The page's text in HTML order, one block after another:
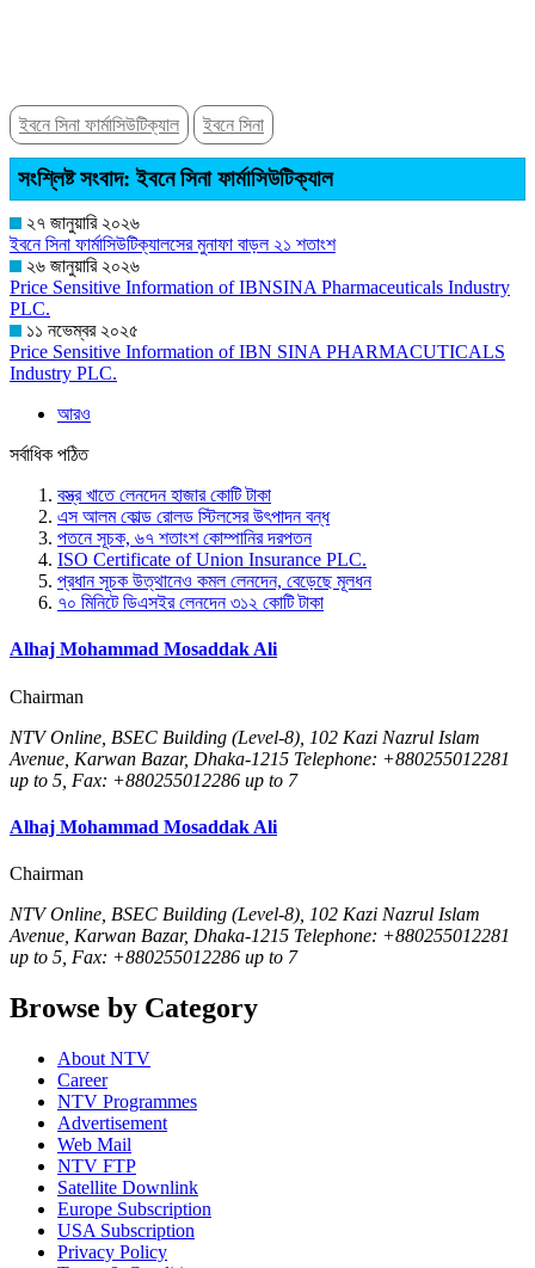
ইবনে সিনা ফার্মাসিউটিক্যাল ইবনে সিনা
সংশ্লিষ্ট সংবাদ: ইবনে সিনা ফার্মাসিউটিক্যাল
২৭ জানুয়ারি ২০২৬
ইবনে সিনা ফার্মাসিউটিক্যালসের মুনাফা বাড়ল ২১ শতাংশ
২৬ জানুয়ারি ২০২৬
Price Sensitive Information of IBNSINA Pharmaceuticals Industry
PLC.
১১ নভেম্বর ২০২৫
Price Sensitive Information of IBN SINA PHARMACUTICALS
Industry PLC.
আরও
সর্বাধিক পঠিত
বস্ত্র খাতে লেনদেন হাজার কোটি টাকা
এস আলম কোল্ড রোলড স্টিলসের উৎপাদন বন্ধ
পতনে সূচক, ৬৭ শতাংশ কোম্পানির দরপতন
ISO Certificate of Union Insurance PLC.
প্রধান সূচক উত্থানেও কমল লেনদেন, বেড়েছে মূলধন
৭০ মিনিটে ডিএসইর লেনদেন ৩১২ কোটি টাকা
Alhaj Mohammad Mosaddak Ali
Chairman
NTV Online, BSEC Building (Level-8), 102 Kazi Nazrul Islam
Avenue, Karwan Bazar, Dhaka-1215 Telephone: +880255012281
up to 5, Fax: +880255012286 up to 7
Alhaj Mohammad Mosaddak Ali
Chairman
NTV Online, BSEC Building (Level-8), 102 Kazi Nazrul Islam
Avenue, Karwan Bazar, Dhaka-1215 Telephone: +880255012281
up to 5, Fax: +880255012286 up to 7
Browse by Category
About NTV
Career
NTV Programmes
Advertisement
Web Mail
NTV FTP
Satellite Downlink
Europe Subscription
USA Subscription
Privacy Policy